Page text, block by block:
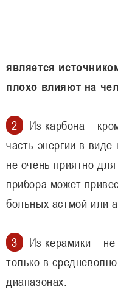
является
плохо влияют на
Из карбона –
часть энергии в виде
не очень приятно
прибора может
больных астмой или
Из керамики –
только в
диапазонах.